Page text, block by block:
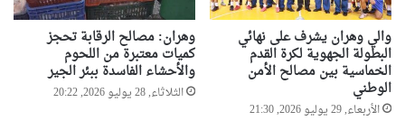
والي وهران يشرف على نهائي
البطولة الجهوية لكرة القدم
الخماسية بين مصالح الأمن
الوطني
الأربعاء, 29 يوليو 2026, 21:30
وهران: مصالح الرقابة تحجز
كميات معتبرة من اللحوم
والأحشاء الفاسدة ببئر الجير
الثلاثاء, 28 يوليو 2026, 20:22